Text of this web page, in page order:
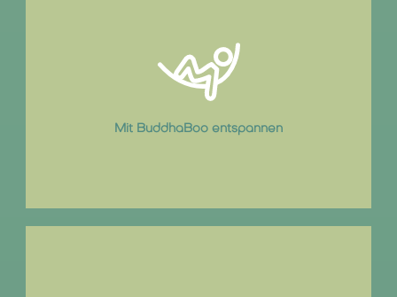
Mit BuddhaBoo entspannen
Zahlreiche Fantasiereisen und Schlafgeschichten laden ein zu
entspannen und zur Ruhe zu kommen.